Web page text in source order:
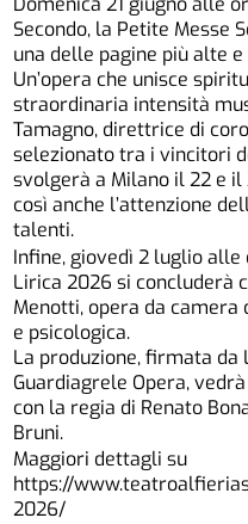
Secondo, la Petite Messe
una delle pagine più alte
Un’opera che unisce
straordinaria intensità
Tamagno, direttrice di
selezionato tra i vincitori
svolgerà a Milano il 22 e
così anche l’attenzione
talenti.
Infine, giovedì 2 luglio alle
Lirica 2026 si concluderà
Menotti, opera da
e psicologica.
La produzione, firmata da
Guardiagrele Opera,
con la regia di Renato
Bruni.
Maggiori dettagli su
https://
2026/